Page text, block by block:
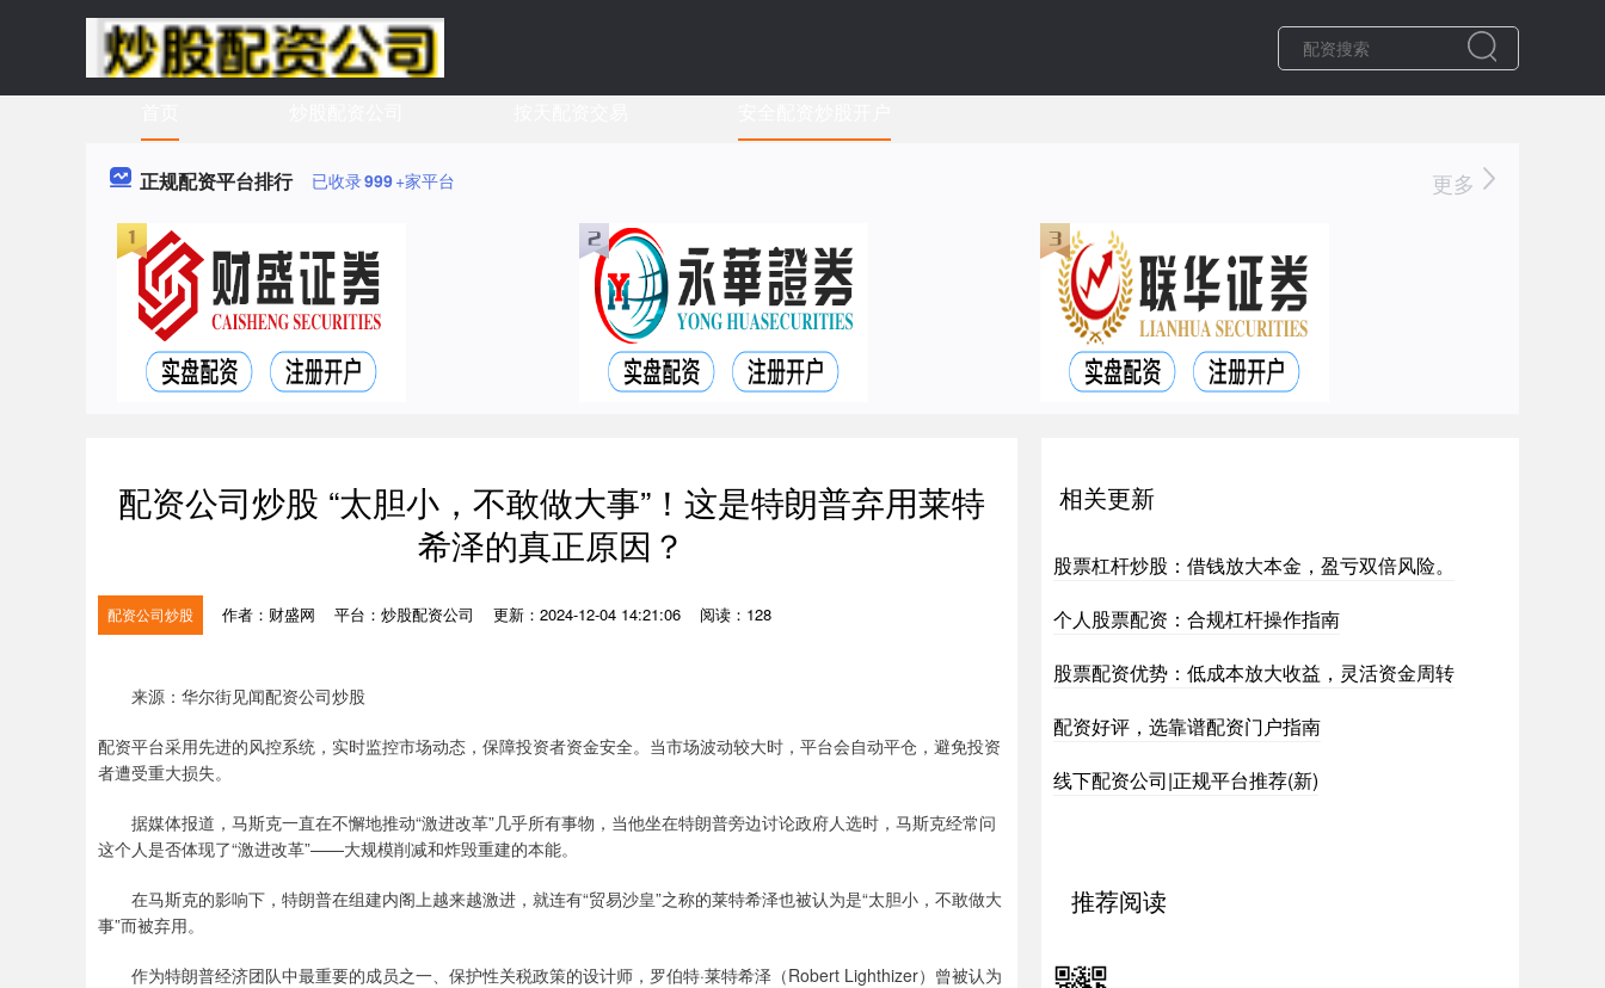
正规配资平台排行 已收录999+家平台 更多
配资公司炒股 “太胆小，不敢做大事”！这是特朗普弃用莱特
希泽的真正原因？
配资公司炒股 作者：财盛网 平台：炒股配资公司 更新：2024-12-04 14:21:06 阅读：128
来源：华尔街见闻配资公司炒股
配资平台采用先进的风控系统，实时监控市场动态，保障投资者资金安全。当市场波动较大时，平台会自动平仓，避免投资
者遭受重大损失。
据媒体报道，马斯克一直在不懈地推动“激进改革”几乎所有事物，当他坐在特朗普旁边讨论政府人选时，马斯克经常问
这个人是否体现了“激进改革”——大规模削减和炸毁重建的本能。
在马斯克的影响下，特朗普在组建内阁上越来越激进，就连有“贸易沙皇”之称的莱特希泽也被认为是“太胆小，不敢做大
事”而被弃用。
作为特朗普经济团队中最重要的成员之一、保护性关税政策的设计师，罗伯特·莱特希泽（Robert Lighthizer）曾被认为
相关更新
股票杠杆炒股：借钱放大本金，盈亏双倍风险。
个人股票配资：合规杠杆操作指南
股票配资优势：低成本放大收益，灵活资金周转
配资好评，选靠谱配资门户指南
线下配资公司|正规平台推荐(新)
推荐阅读